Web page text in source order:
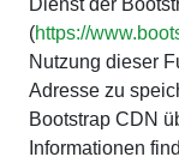
Dienst der
(https://
Nutzung dieser
Adresse zu
Bootstrap CDN
Informationen